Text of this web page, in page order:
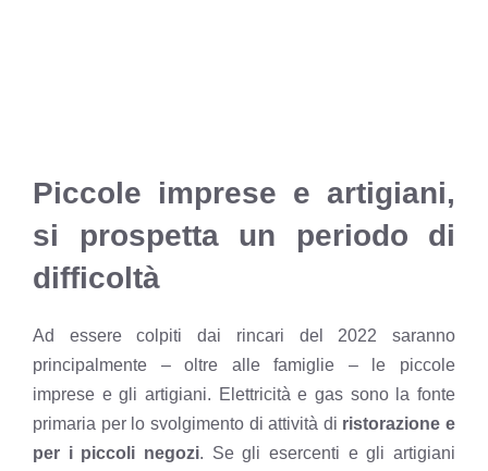
Piccole imprese e artigiani,
si prospetta un periodo di
difficoltà
Ad essere colpiti dai rincari del 2022 saranno
principalmente – oltre alle famiglie – le piccole
imprese e gli artigiani. Elettricità e gas sono la fonte
primaria per lo svolgimento di attività di ristorazione e
per i piccoli negozi. Se gli esercenti e gli artigiani